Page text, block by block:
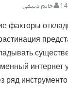
خانم دبیقی
факторы
интернет
ряд